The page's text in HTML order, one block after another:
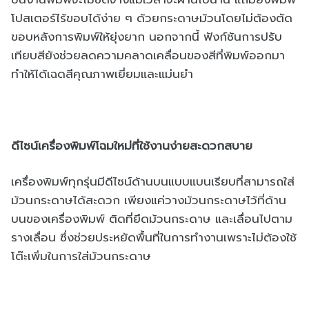
โปสเตอร์ไร้ขอบได้ง่าย ๆ ด้วยกระดาษม้วนโดยไม่ต้องตัด
ขอบหลังการพิมพ์ให้ยุ่งยาก นอกจากนี้ ฟังก์ชันการปรับ
เทียบสียังช่วยลดความคลาดเคลื่อนของสีที่พิมพ์ออกมา
ทำให้ได้เฉดสีคุณภาพเยี่ยมและแม่นยำ
ดีไซน์เครื่องพิมพ์โฉมใหม่ที่ใช้งานง่ายสะดวกสบาย
เครื่องพิมพ์ทุกรุ่นมีดีไซน์ด้านบนแบบแบนเรียบที่สามารถใส่
ม้วนกระดาษได้สะดวก เพียงแค่วางม้วนกระดาษไว้ที่ด้าน
บนของเครื่องพิมพ์ ติดที่ยึดม้วนกระดาษ และเลื่อนไปตาม
รางเลื่อน ซึ่งช่วยประหยัดพื้นที่ในการทำงานเพราะไม่ต้องใช้
โต๊ะเพิ่มในการใส่ม้วนกระดาษ